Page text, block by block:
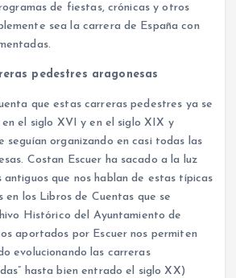
de fiestas, crónicas y otros
sea la carrera de España con
pedestres aragonesas
que estas carreras pedestres ya se
el siglo XVI y en el siglo XIX y
seguían organizando en casi todas las
Costan Escuer ha sacado a la luz
antiguos que nos hablan de estas típicas
en los Libros de Cuentas que se
Histórico del Ayuntamiento de
aportados por Escuer nos permiten
evolucionando las carreras
hasta bien entrado el siglo XX)